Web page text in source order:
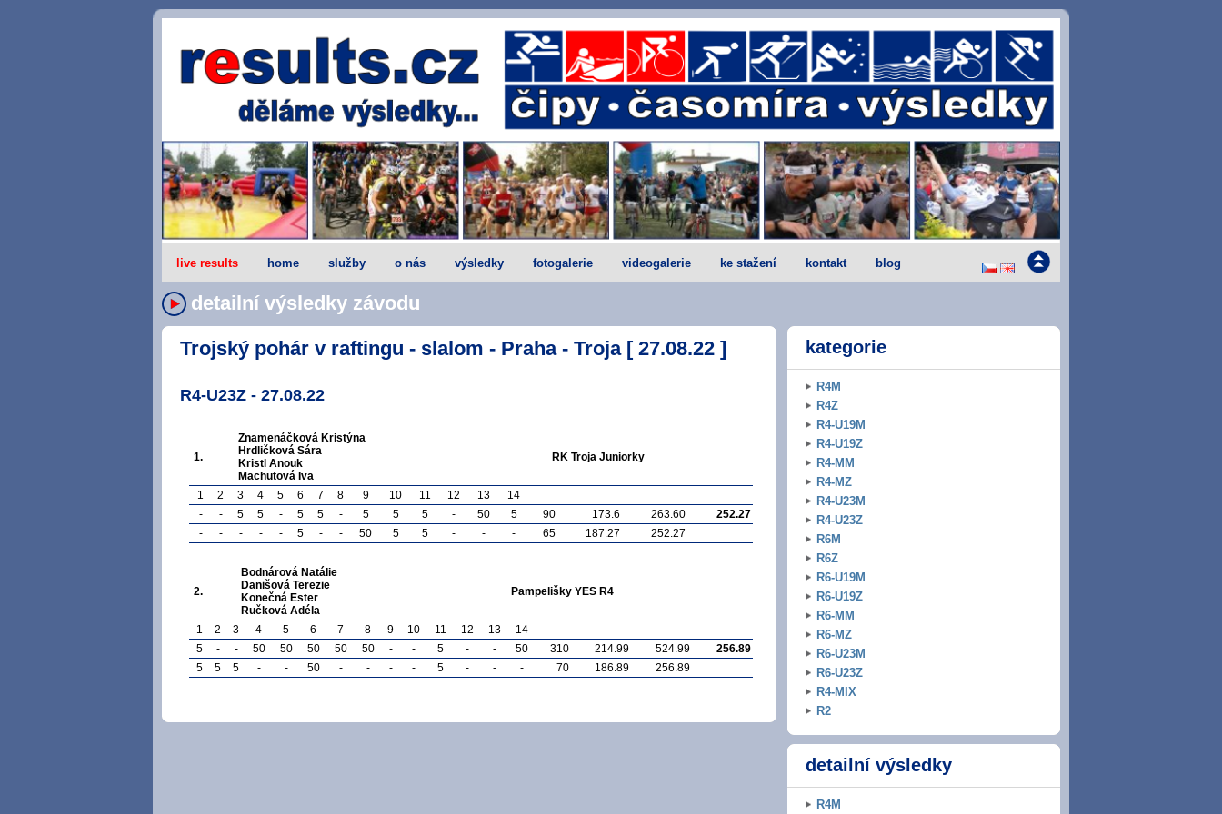
live results home služby o nás výsledky fotogalerie videogalerie ke stažení kontakt blog
detailní výsledky závodu
Trojský pohár v raftingu - slalom - Praha - Troja [ 27.08.22 ]
R4-U23Z - 27.08.22
1.
Znamenáčková Kristýna
Hrdličková Sára
Kristl Anouk
Machutová Iva
RK Troja Juniorky
1 2 3 4 5 6 7 8 9 10 11 12 13
14
-
- 5 5 - 5 5 - 5 5 5 - 50 5 90 173.6 263.60
252.27
-
- - - - 5 - - 50 5 5 - - - 65 187.27 252.27
2.
Bodnárová Natálie
Danišová Terezie
Konečná Ester
Ručková Adéla
Pampelišky YES R4
1 2 3 4 5 6 7 8 9 10 11 12 13
14
5
- - 50 50 50 50 50 - - 5 - - 50 310 214.99 524.99
256.89
5
5 5 - - 50 - - - - 5 - - - 70 186.89 256.89
kategorie
R4M
R4Z
R4-U19M
R4-U19Z
R4-MM
R4-MZ
R4-U23M
R4-U23Z
R6M
R6Z
R6-U19M
R6-U19Z
R6-MM
R6-MZ
R6-U23M
R6-U23Z
R4-MIX
R2
detailní výsledky
R4M